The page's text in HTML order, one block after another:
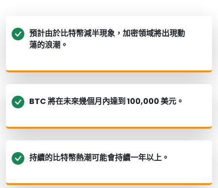
預計由於比特幣減半現象，加密領域將出現動
蕩的浪潮。
BTC 將在未來幾個月內達到 100,000 美元。
持續的比特幣熱潮可能會持續一年以上。